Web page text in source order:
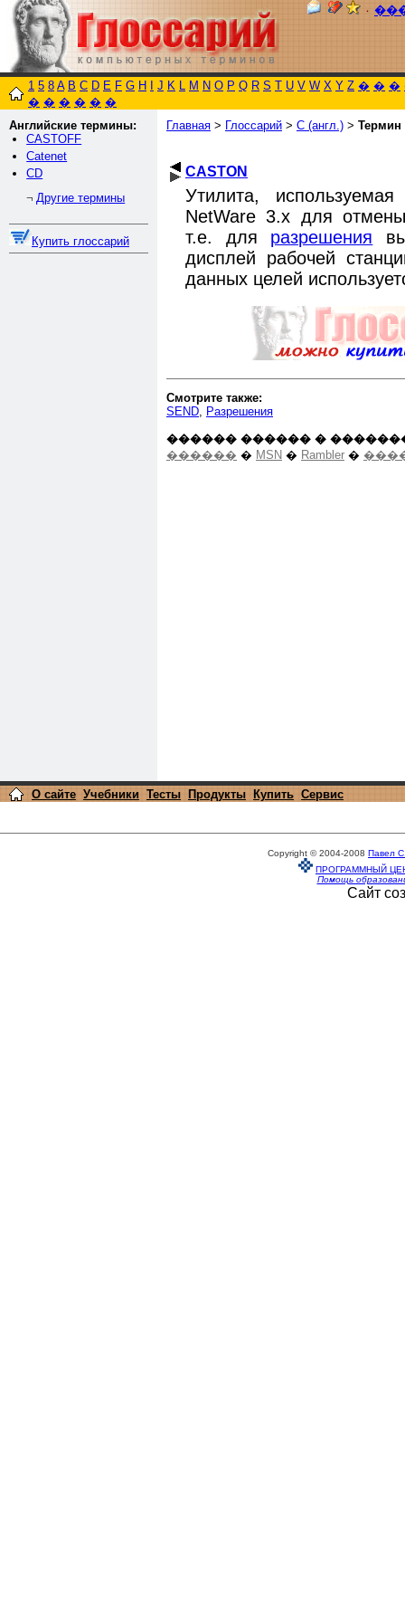
٠
1 5 8 A B C D E F G H J K L M N O P Q R S T U V W X Y Z � � �
� � � � � �
Английские термины:
CASTOFF
Catenet
CD
¬ Другие термины
Купить глоссарий
Главная > Глоссарий > C (англ.) > Термин
CASTON
Утилита,
NetWare 3.x для
т.е. для разрешения
дисплей рабочей
данных целей
Смотрите также:
SEND
Разрешения
������ ������ �
������ � MSN � Rambler �
О сайте Учебники Тесты Продукты Купить Сервис
Copyright © 2004-2008 Павел
ПРОГРАММНЫЙ
Помощь
Сайт